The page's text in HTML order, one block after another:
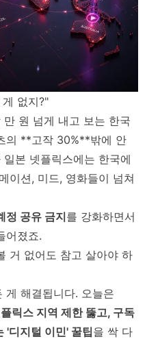
없지?"
원 넘게 내고 보는 한국
의 **고작 30%**밖에 안
본 넷플릭스에는 한국에
이션, 미드, 영화들이 넘쳐
정 공유 금지를 강화하면서
어졌죠.
거 없어도 참고 살아야 하
게 해결됩니다. 오늘은
릭스 지역 제한 뚫고, 구독
'디지털 이민' 꿀팁을 싹 다